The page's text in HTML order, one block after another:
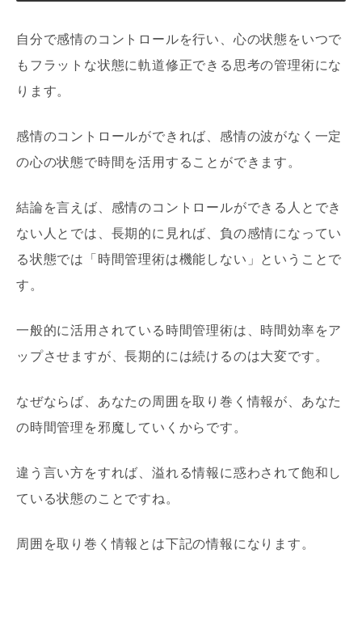
自分で感情のコントロールを行い、心の状態をいつで
もフラットな状態に軌道修正できる思考の管理術にな
ります。
感情のコントロールができれば、感情の波がなく一定
の心の状態で時間を活用することができます。
結論を言えば、感情のコントロールができる人とでき
ない人とでは、長期的に見れば、負の感情になってい
る状態では「時間管理術は機能しない」ということで
す。
一般的に活用されている時間管理術は、時間効率をア
ップさせますが、長期的には続けるのは大変です。
なぜならば、あなたの周囲を取り巻く情報が、あなた
の時間管理を邪魔していくからです。
違う言い方をすれば、溢れる情報に惑わされて飽和し
ている状態のことですね。
周囲を取り巻く情報とは下記の情報になります。